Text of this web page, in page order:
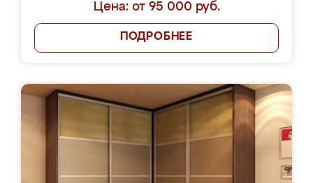
Цена: от 95 000 руб.
ПОДРОБНЕЕ